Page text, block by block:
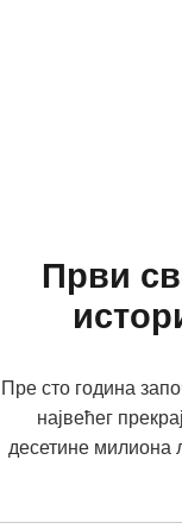
Први
Пре сто година
највећег
десетине милиона